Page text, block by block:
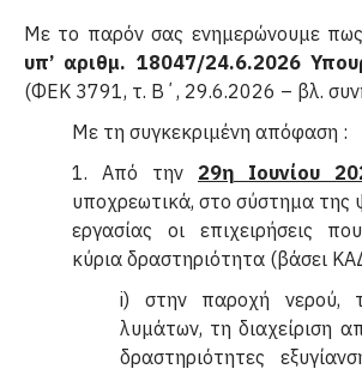
Με το παρόν σας ενημερώνουμε
υπ’ αριθμ. 18047/24.6.2026
(ΦΕΚ 3791, τ. Β΄, 29.6.2026 – βλ.
Με τη συγκεκριμένη απόφαση :
1. Από την 29η Ιουνίου
υποχρεωτικά, στο σύστημα της
εργασίας οι επιχειρήσεις
κύρια δραστηριότητα (βάσει
i) στην παροχή νερού,
λυμάτων, τη διαχείριση
δραστηριότητες